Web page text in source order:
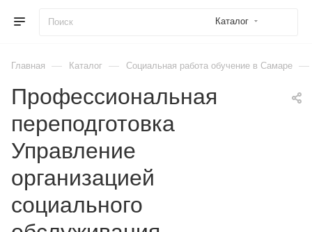
Каталог
Главная — Каталог — Социальная работа обучение в Самаре —
Профессиональная
переподготовка
Управление
организацией
социального